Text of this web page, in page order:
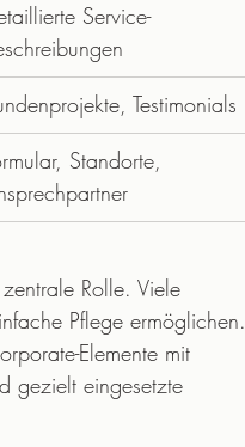
Service-
Testimonials
Standorte,
Rolle. Viele
Pflege ermöglichen.
Elemente mit
gezielt eingesetzte